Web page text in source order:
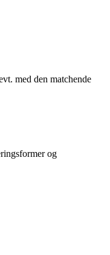
med den matchende
og